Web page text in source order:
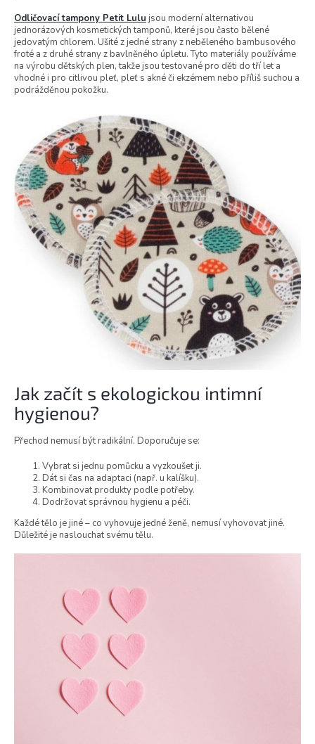
Odličovací tampony Petit Lulu jsou moderní alternativou
jednorázových kosmetických tamponů, které jsou často bělené
jedovatým chlorem. Ušité z jedné strany z neběleného bambusového
froté a z druhé strany z bavlněného úpletu. Tyto materiály používáme
na výrobu dětských plen, takže jsou testované pro děti do tří let a
vhodné i pro citlivou pleť, pleť s akné či ekzémem nebo příliš suchou a
podrážděnou pokožku.
Jak začít s ekologickou intimní
hygienou?
Přechod nemusí být radikální. Doporučuje se:
Vybrat si jednu pomůcku a vyzkoušet ji.
Dát si čas na adaptaci (např. u kalíšku).
Kombinovat produkty podle potřeby.
Dodržovat správnou hygienu a péči.
Každé tělo je jiné – co vyhovuje jedné ženě, nemusí vyhovovat jiné.
Důležité je naslouchat svému tělu.